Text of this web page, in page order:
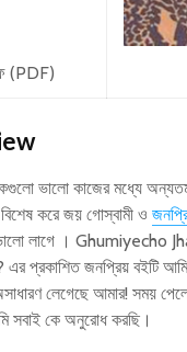
(PDF)
ভালো কাজের মধ্যে
করে জয় গোস্বামী ও
লাগে । Ghumiyecho
এর প্রকাশিত জনপ্রিয় বইটি
লেগেছে আমার! সময়
সবাই কে অনুরোধ করছি।